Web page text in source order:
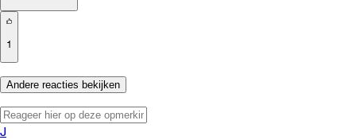
1
Andere reacties bekijken
J